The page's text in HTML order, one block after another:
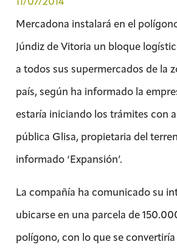
Mercadona instalará en el
Júndiz de Vitoria un bloque
a todos sus supermercados de la
país, según ha informado la
estaría iniciando los trámites con
pública Glisa, propietaria del
informado ‘Expansión’.
La compañía ha comunicado su
ubicarse en una parcela de
polígono, con lo que se convertiría